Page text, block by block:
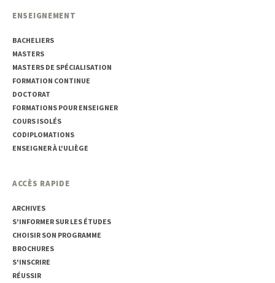
ENSEIGNEMENT
BACHELIERS
MASTERS
MASTERS DE SPÉCIALISATION
FORMATION CONTINUE
DOCTORAT
FORMATIONS POUR ENSEIGNER
COURS ISOLÉS
CODIPLOMATIONS
ENSEIGNER À L'ULIÈGE
ACCÈS RAPIDE
ARCHIVES
S'INFORMER SUR LES ÉTUDES
CHOISIR SON PROGRAMME
BROCHURES
S'INSCRIRE
RÉUSSIR